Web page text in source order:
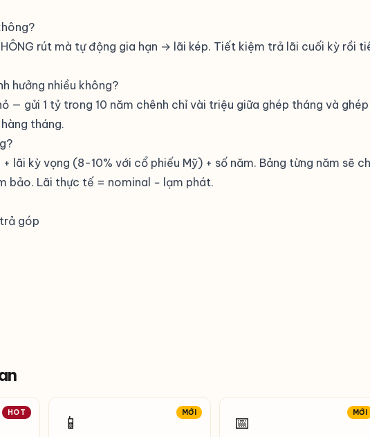
rút mà tự động gia hạn → lãi kép. Tiết kiệm trả lãi cuối kỳ rồi
hưởng nhiều không?
gửi 1 tỷ trong 10 năm chênh chỉ vài triệu giữa ghép tháng và
tháng.
lãi kỳ vọng (8-10% với cổ phiếu Mỹ) + số năm. Bảng từng năm sẽ
bảo. Lãi thực tế = nominal − lạm phát.
góp
HOT MỚI
📱 MỚI
📅